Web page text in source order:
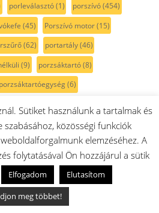
porleválasztó(1) porszívó(454)
(45) Porszívó motor(15)
(62) portartály(46)
(9) porzsáktartó(8)
porzsáktartóegység(6)
(3) power edition(1)
(1) prizma(1) ProAnimal(25)
47/48(156)
47/48 keverő(1) propeller(3)
(1) pumpa(21)
Sütiket használunk a tartalmak és
szabásához, közösségi funkciók
elemzéséhez. A
folytatásával Ön hozzájárul a sütik
Elfogadom
Elutasítom
meg többet!